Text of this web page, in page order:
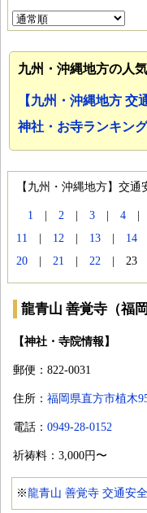
九州・沖縄地方の人
【九州・沖縄地方 交
神社・お寺ランキング
【九州・沖縄地方】交
1 | 2 | 3 | 4 |
11
| 12 | 13 | 14
20 | 21 | 22 | 23
龍青山 善覚寺（福
【神社・寺院情報】
郵便：822-0031
住所： 福岡県直方市植木
電話： 0949-28-0152
祈祷料：3,000円〜
※龍青山 善覚寺 交通安